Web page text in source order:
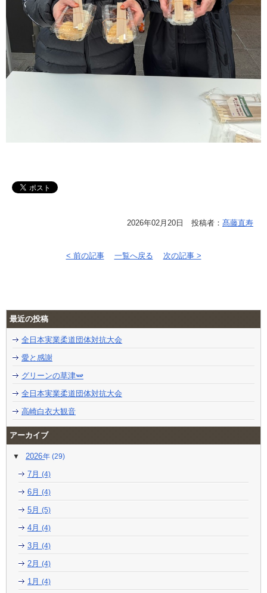
2026年02月20日 投稿者： 髙藤直寿
< 前の記事 一覧へ戻る 次の記事 >
最近の投稿
全日本実業柔道団体対抗大会
愛と感謝
グリーンの草津🫛
全日本実業柔道団体対抗大会
高崎白衣大観音
アーカイブ
2026 (29)
7月 (4)
6月 (4)
5月 (5)
4月 (4)
3月 (4)
2月 (4)
1月 (4)